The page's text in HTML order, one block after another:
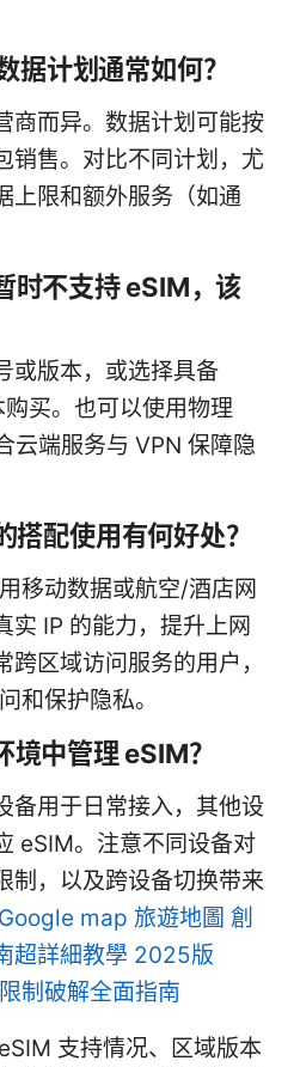
据计划通常如何？
商而异。数据计划可能按
销售。对比不同计划，尤
上限和额外服务（如通
时不支持 eSIM，该
或版本，或选择具备
买。也可以使用物理
云端服务与 VPN 保障隐
搭配使用有何好处？
移动数据或航空/酒店网
实 IP 的能力，提升上网
区域访问服务的用户，
和保护隐私。
中管理 eSIM？
备用于日常接入，其他设
eSIM。注意不同设备对
制，以及跨设备切换带来
Google map 旅遊地圖 創
超詳細教學 2025版
制破解全面指南
支持情况、区域版本